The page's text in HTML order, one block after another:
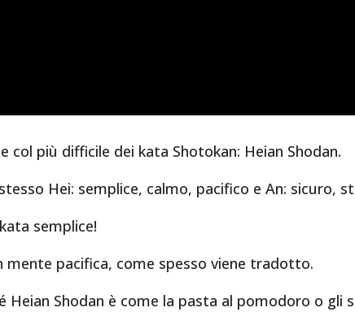
più difficile dei kata Shotokan: Heian Shodan.
Hei: semplice, calmo, pacifico e An: sicuro,
semplice!
mente pacifica, come spesso viene tradotto.
Heian Shodan è come la pasta al pomodoro o gli